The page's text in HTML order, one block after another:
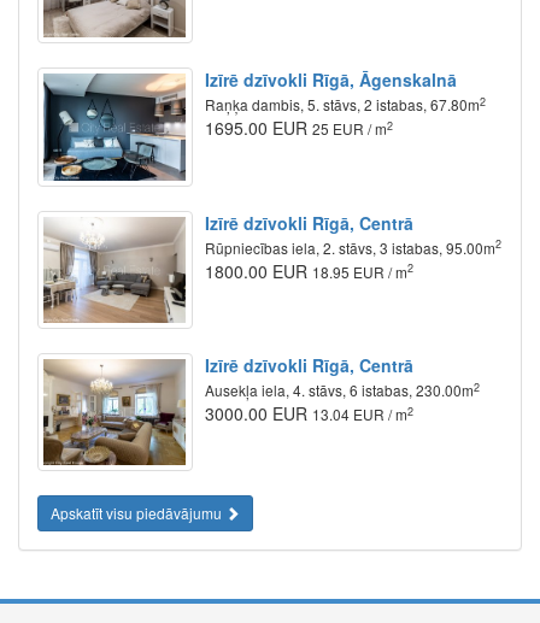
Izīrē dzīvokli Rīgā, Āgenskalnā
Raņķa dambis, 5. stāvs, 2 istabas, 67.80m2
1695.00 EUR 25 EUR / m2
Izīrē dzīvokli Rīgā, Centrā
Rūpniecības iela, 2. stāvs, 3 istabas, 95.00m2
1800.00 EUR 18.95 EUR / m2
Izīrē dzīvokli Rīgā, Centrā
Ausekļa iela, 4. stāvs, 6 istabas, 230.00m2
3000.00 EUR 13.04 EUR / m2
Apskatīt visu piedāvājumu